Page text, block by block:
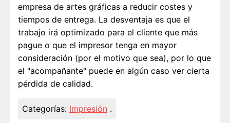
empresa de artes gráficas a reducir costes y
tiempos de entrega. La desventaja es que el
trabajo irá optimizado para el cliente que más
pague o que el impresor tenga en mayor
consideración (por el motivo que sea), por lo que
el "acompañante" puede en algún caso ver cierta
pérdida de calidad.
Categorías: Impresión .